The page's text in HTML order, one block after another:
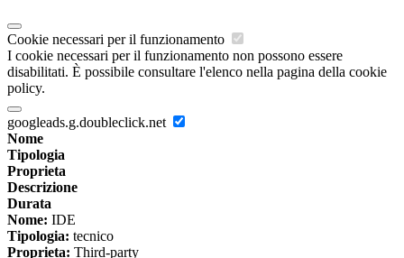
Cookie necessari per il funzionamento
I cookie necessari per il funzionamento non possono essere
disabilitati. È possibile consultare l'elenco nella pagina della cookie
policy.
googleads.g.doubleclick.net
Nome
Tipologia
Proprieta
Descrizione
Durata
Nome: IDE
Tipologia: tecnico
Proprieta: Third-party